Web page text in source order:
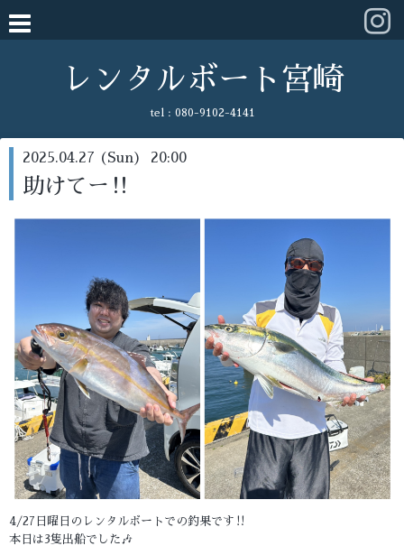
レンタルボート宮崎
tel : 080-9102-4141
2025.04.27 (Sun) 20:00
助けてー‼️
4/27日曜日のレンタルボートでの釣果です‼️
本日は3隻出船でした🎶